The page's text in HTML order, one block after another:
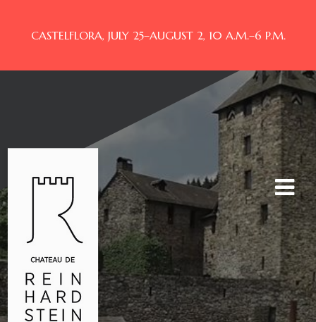
CASTELFLORA, JULY 25–AUGUST 2, 10 A.M.–6 P.M.
Toggle